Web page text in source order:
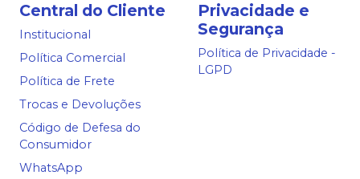
Central do Cliente
Institucional
Política Comercial
Política de Frete
Trocas e Devoluções
Código de Defesa do
Consumidor
WhatsApp
Privacidade e
Segurança
Política de Privacidade -
LGPD